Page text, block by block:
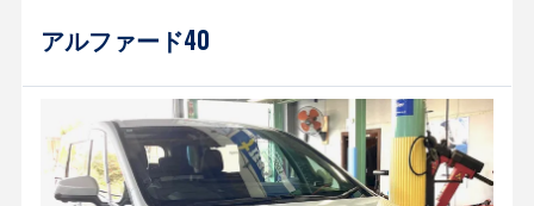
アルファード40